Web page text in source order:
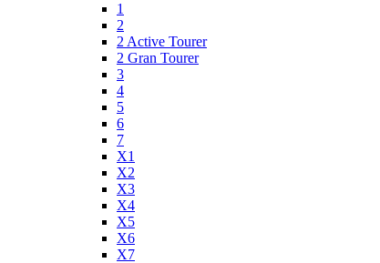
1
2
2 Active Tourer
2 Gran Tourer
3
4
5
6
7
X1
X2
X3
X4
X5
X6
X7